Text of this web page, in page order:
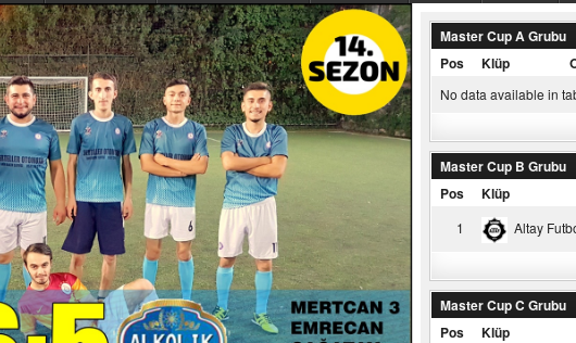
Master Cup A Grubu
Pos
Klüp
No data available in
Master Cup B Grubu
Pos
Klüp
1 Altay
Master Cup C Grubu
Pos
Klüp